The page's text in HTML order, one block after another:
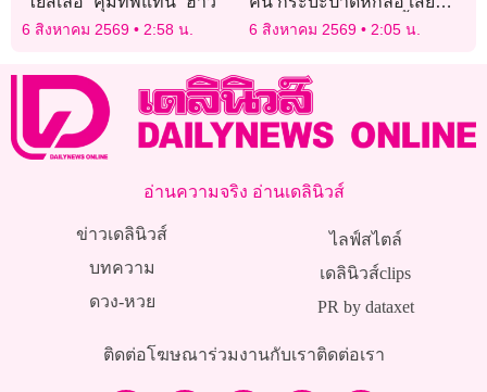
6 สิงหาคม 2569 2:58 น.
ท้ายรถพยาบาลตกคูน้ำ
6 สิงหาคม 2569 2:05 น.
อ่านความจริง อ่านเดลินิวส์
ข่าวเดลินิวส์
บทความ
ดวง-หวย
ไลฟ์สไตล์
เดลินิวส์clips
PR by dataxet
ติดต่อโฆษณาร่วมงานกับเราติดต่อเรา